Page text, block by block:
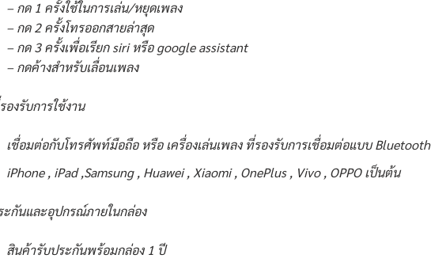
– กด 1 ครั้งใช้ในการเล่น/หยุดเพลง
– กด 2 ครั้งโทรออกสายล่าสุด
– กด 3 ครั้งเพื่อเรียก siri หรือ google assistant
– กดค้างสำหรับเลื่อนเพลง
งรับการใช้งาน
เชื่อมต่อกับโทรศัพท์มือถือ หรือ เครื่องเล่นเพลง ที่รองรับการเชื่อมต่อแบบ Bluetooth
iPhone , iPad ,Samsung , Huawei , Xiaomi , OnePlus , Vivo , OPPO เป็นต้น
ะกันและอุปกรณ์ภายในกล่อง
สินค้ารับประกันพร้อมกล่อง 1 ปี